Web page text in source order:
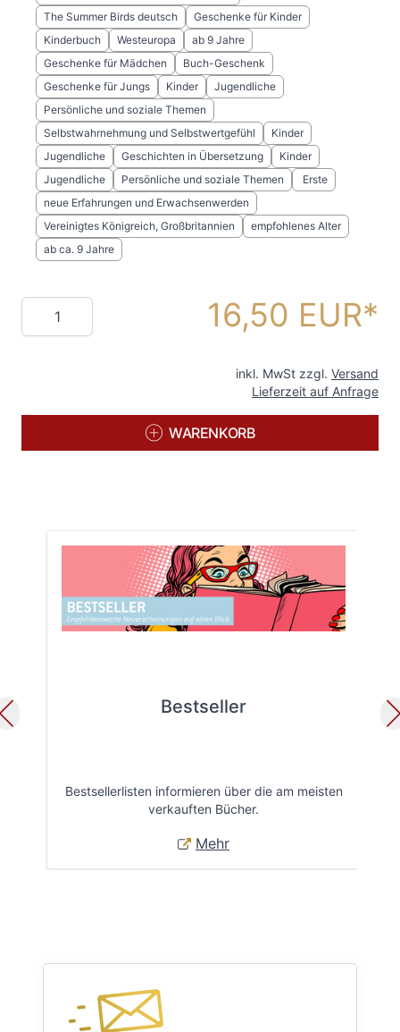
The Summer Birds deutsch
Geschenke für Kinder
Kinderbuch
Westeuropa
ab 9 Jahre
Geschenke für Mädchen
Buch-Geschenk
Geschenke für Jungs
Kinder
Jugendliche
Persönliche und soziale Themen
Selbstwahrnehmung und Selbstwertgefühl
Kinder
Jugendliche
Geschichten in Übersetzung
Kinder
Jugendliche
Persönliche und soziale Themen
Erste
neue Erfahrungen und Erwachsenwerden
Vereinigtes Königreich, Großbritannien
empfohlenes Alter
ab ca. 9 Jahre
Menge 16,50 EUR
inkl. MwSt zzgl. Versand
Lieferzeit auf Anfrage
WARENKORB
Bestseller
Bestsellerlisten informieren über die am meisten
verkauften Bücher.
Mehr